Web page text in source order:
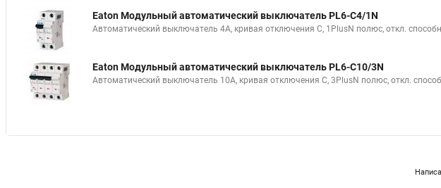
Eaton Модульный автоматический выключатель PL6-C4/1N
Автоматический выключатель 4А, кривая отключения С, 1PlusN полюс, откл.
Eaton Модульный автоматический выключатель PL6-C10/3N
Автоматический выключатель 10А, кривая отключения С, 3PlusN полюс, откл.